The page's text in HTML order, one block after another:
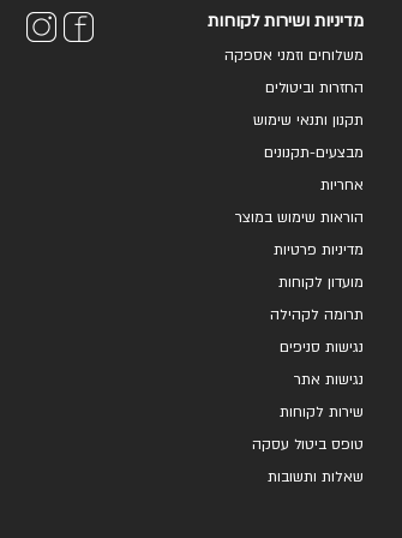
מדיניות ושירות לקוחות
משלוחים וזמני אספקה
החזרות וביטולים
תקנון ותנאי שימוש
מבצעים-תקנונים
אחריות
הוראות שימוש במוצר
מדיניות פרטיות
מועדון לקוחות
תרומה לקהילה
נגישות סניפים
נגישות אתר
שירות לקוחות
טופס ביטול עסקה
שאלות ותשובות